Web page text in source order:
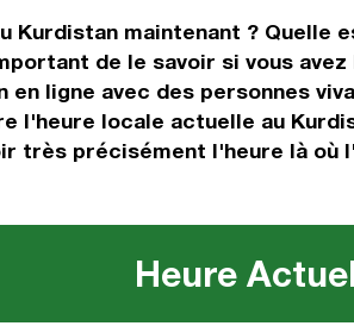
Kurdistan maintenant ?
de le savoir si vous
en ligne avec des personnes
l'heure locale actuelle au
très précisément l'heure là où
Heure